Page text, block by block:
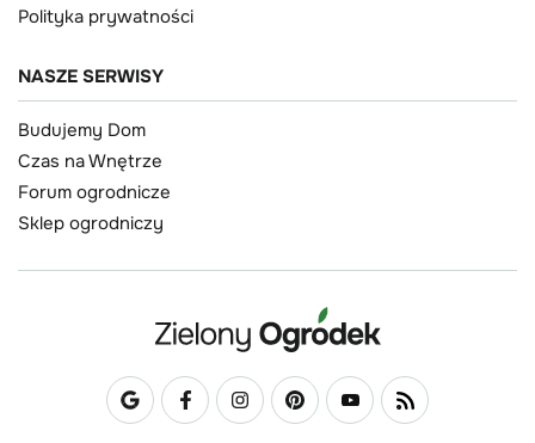
Polityka prywatności
NASZE SERWISY
Budujemy Dom
Czas na Wnętrze
Forum ogrodnicze
Sklep ogrodniczy